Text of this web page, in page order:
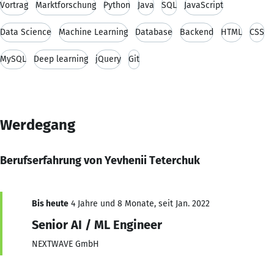
Vortrag Marktforschung Python Java SQL JavaScript
Data Science Machine Learning Database Backend HTML CSS
MySQL Deep learning jQuery Git
Werdegang
Berufserfahrung von Yevhenii Teterchuk
Bis heute 4 Jahre und 8 Monate, seit Jan. 2022
Senior AI / ML Engineer
NEXTWAVE GmbH